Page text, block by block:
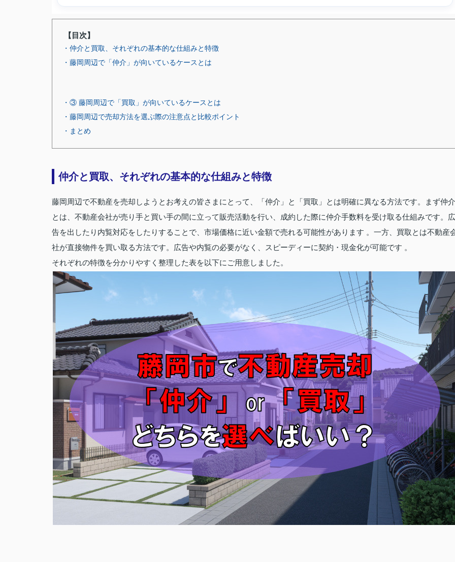
【目次】
・仲介と買取、それぞれの基本的な仕組みと特徴
・藤岡周辺で「仲介」が向いているケースとは
・③ 藤岡周辺で「買取」が向いているケースとは
・藤岡周辺で売却方法を選ぶ際の注意点と比較ポイント
・まとめ
仲介と買取、それぞれの基本的な仕組みと特徴
藤岡周辺で不動産を売却しようとお考えの皆さまにとって、「仲介」と「買取」とは明確に異なる方法です。まず仲介
とは、不動産会社が売り手と買い手の間に立って販売活動を行い、成約した際に仲介手数料を受け取る仕組みです。広
告を出したり内覧対応をしたりすることで、市場価格に近い金額で売れる可能性があります 。一方、買取とは不動産
社が直接物件を買い取る方法です。広告や内覧の必要がなく、スピーディーに契約・現金化が可能です 。
それぞれの特徴を分かりやすく整理した表を以下にご用意しました。